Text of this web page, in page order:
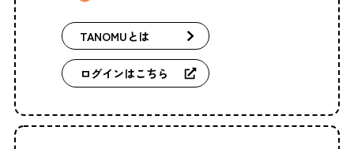
TANOMUとは
ログインはこちら